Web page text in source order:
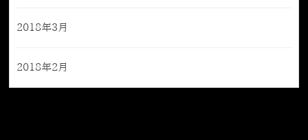
2018年3月
2018年2月